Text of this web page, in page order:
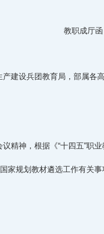
教职成厅
建设兵团教育局，部属各
精神，根据《“十四五”职
家规划教材遴选工作有关事